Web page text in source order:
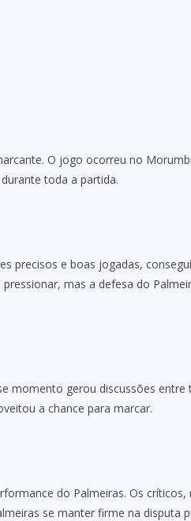
O jogo ocorreu no
toda a partida.
precisos e boas jogadas,
mas a defesa do
momento gerou discussões entre
a chance para marcar.
do Palmeiras. Os críticos,
se manter firme na disputa